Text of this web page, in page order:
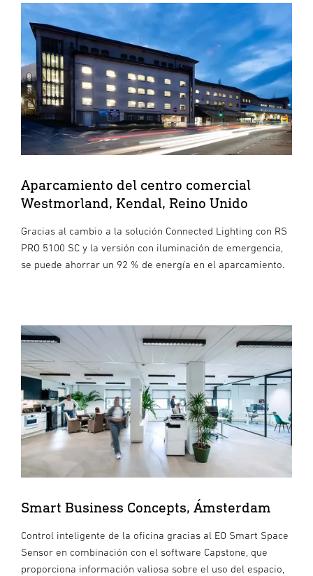
Aparcamiento del centro comercial
Westmorland, Kendal, Reino Unido
Gracias al cambio a la solución Connected Lighting con RS
PRO 5100 SC y la versión con iluminación de emergencia,
se puede ahorrar un 92 % de energía en el aparcamiento.
Smart Business Concepts, Ámsterdam
Control inteligente de la oficina gracias al EO Smart Space
Sensor en combinación con el software Capstone, que
proporciona información valiosa sobre el uso del espacio,